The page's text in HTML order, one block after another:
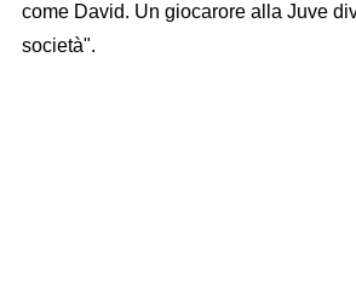
come David. Un giocarore alla Juve
società".